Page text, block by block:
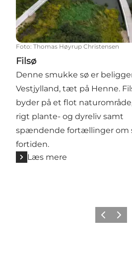
Foto: Thomas Høyrup Christensen
Filsø
Denne smukke sø er
Vestjylland, tæt på Henne.
byder på et flot
rigt plante- og dyreliv samt
spændende fortællinger om
fortiden.
Læs mere
ForrigeNæste